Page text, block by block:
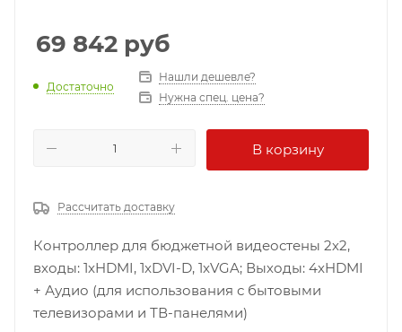
69 842 руб
Достаточно
Нашли дешевле?
Нужна спец. цена?
В корзину
Рассчитать доставку
Контроллер для бюджетной видеостены 2х2,
входы: 1xHDMI, 1xDVI-D, 1xVGA; Выходы: 4xHDMI
+ Аудио (для использования с бытовыми
телевизорами и ТВ-панелями)